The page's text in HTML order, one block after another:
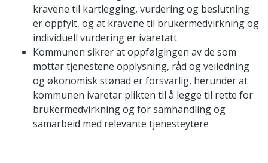
kravene til kartlegging, vurdering og beslutning
er oppfylt, og at kravene til brukermedvirkning og
individuell vurdering er ivaretatt
Kommunen sikrer at oppfølgingen av de som
mottar tjenestene opplysning, råd og veiledning
og økonomisk stønad er forsvarlig, herunder at
kommunen ivaretar plikten til å legge til rette for
brukermedvirkning og for samhandling og
samarbeid med relevante tjenesteytere